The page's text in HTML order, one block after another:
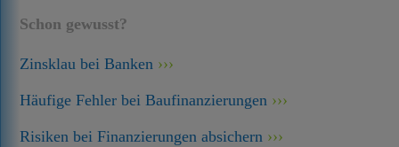
Schon gewusst?
Zinsklau bei Banken
Häufige Fehler bei Baufinanzierungen
Risiken bei Finanzierungen absichern